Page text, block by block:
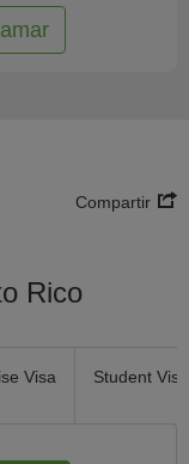
Compartir
Rico
Visa Student Visa